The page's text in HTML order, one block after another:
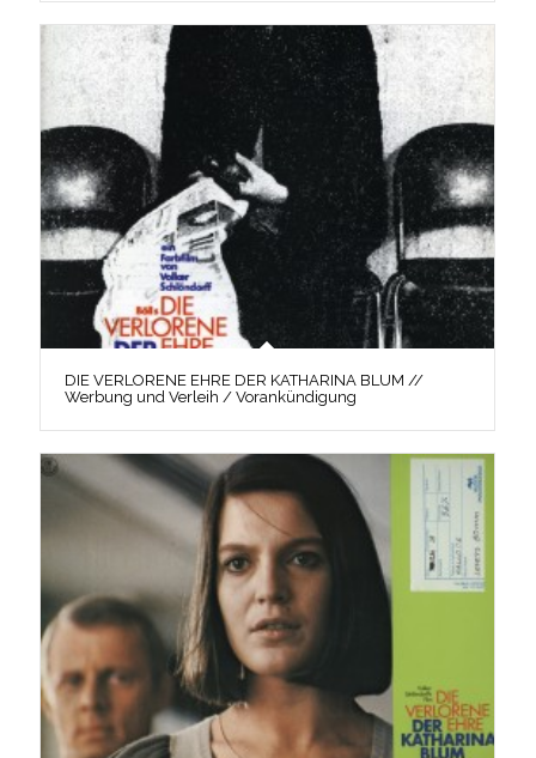
DIE VERLORENE EHRE DER KATHARINA BLUM //
Werbung und Verleih / Vorankündigung